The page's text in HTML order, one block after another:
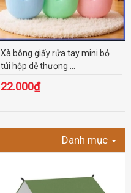
Xà bông giấy rửa tay mini bỏ
túi hộp dễ thương ...
22.000₫
Danh mục